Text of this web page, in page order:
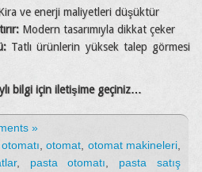
ve enerji maliyetleri düşüktür
Modern tasarımıyla dikkat çeker
Tatlı ürünlerin yüksek talep görmesi
bilgi için iletişime geçiniz…
»
,otomat otomat makineleri
, pasta otomatı
pasta satış